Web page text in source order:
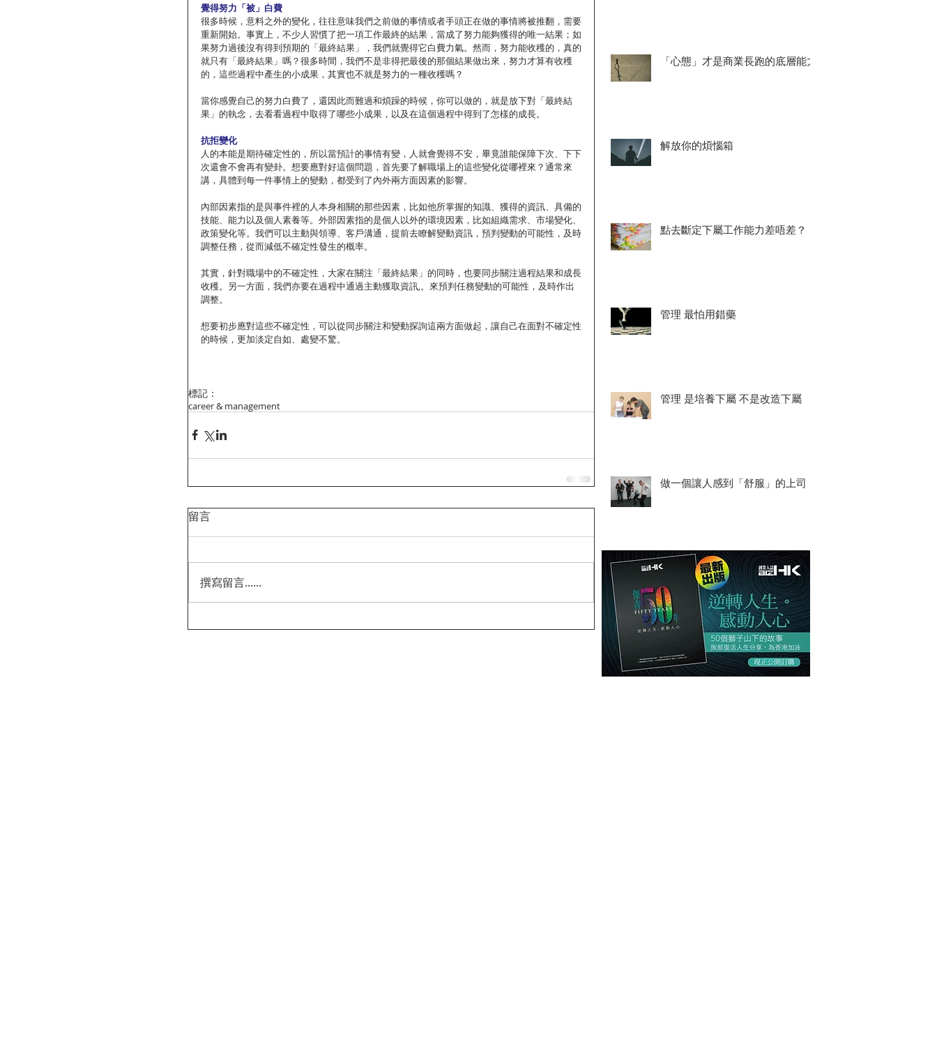
覺得努力「被」白費
很多時候，意料之外的變化，往往意味我們之前做的事情或者手頭正在做的事情將被推翻，需要
重新開始。事實上，不少人習慣了把一項工作最終的結果，當成了努力能夠獲得的唯一結果；如
果努力過後沒有得到預期的「最終結果」，我們就覺得它白費力氣。然而，努力能收穫的，真的
就只有「最終結果」嗎？很多時間，我們不是非得把最後的那個結果做出來，努力才算有收穫
的，這些過程中產生的小成果，其實也不就是努力的一種收穫嗎？
當你感覺自己的努力白費了，還因此而難過和煩躁的時候，你可以做的，就是放下對「最終結
果」的執念，去看看過程中取得了哪些小成果，以及在這個過程中得到了怎樣的成長。
抗拒變化
人的本能是期待確定性的，所以當預計的事情有變，人就會覺得不安，畢竟誰能保障下次、下下
次還會不會再有變卦。想要應對好這個問題，首先要了解職場上的這些變化從哪裡來？通常來
講，具體到每一件事情上的變動，都受到了內外兩方面因素的影響。
內部因素指的是與事件裡的人本身相關的那些因素，比如他所掌握的知識、獲得的資訊、具備的
技能、能力以及個人素養等。外部因素指的是個人以外的環境因素，比如組織需求、市場變化、
政策變化等。我們可以主動與領導、客戶溝通，提前去瞭解變動資訊，預判變動的可能性，及時
調整任務，從而減低不確定性發生的概率。
其實，針對職場中的不確定性，大家在關注「最終結果」的同時，也要同步關注過程結果和成長
收穫。另一方面，我們亦要在過程中通過主動獲取資訊,。來預判任務變動的可能性，及時作出
調整。
想要初步應對這些不確定性，可以從同步關注和變動探詢這兩方面做起，讓自己在面對不確定性
的時候，更加淡定自如、處變不驚。
標記：
career & management
留言
撰寫留言......
「心態」才是商業長跑的底層能力
解放你的煩惱箱
點去斷定下屬工作能力差唔差？
管理 最怕用錯藥
管理 是培養下屬 不是改造下屬
做一個讓人感到「舒服」的上司